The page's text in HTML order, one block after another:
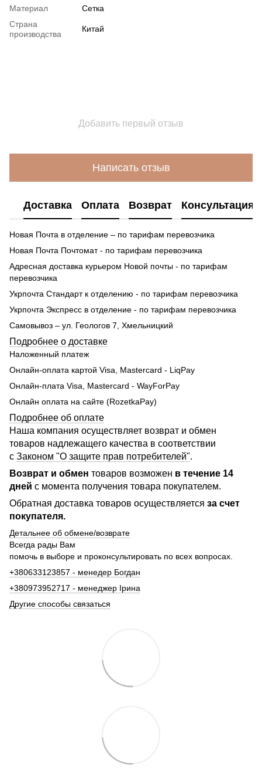
Материал
Сетка
Страна
производства
Китай
Добавить первый отзыв
Написать отзыв
Доставка Оплата Возврат Консультация
Новая Почта в отделение – по тарифам перевозчика
Новая Почта Почтомат - по тарифам перевозчика
Адресная доставка курьером Новой почты - по тарифам
перевозчика
Укрпочта Стандарт к отделению - по тарифам перевозчика
Укрпочта Экспресс в отделение - по тарифам перевозчика
Самовывоз – ул. Геологов 7, Хмельницкий
Подробнее о доставке
Наложенный платеж
Онлайн-оплата картой Visa, Mastercard - LiqPay
Онлайн-плата Visa, Mastercard - WayForPay
Онлайн оплата на сайте (RozetkaPay)
Подробнее об оплате
Наша компания осуществляет возврат и обмен
товаров надлежащего качества в соответствии
с Законом "О защите прав потребителей".
Возврат и обмен товаров возможен в течение 14
дней с момента получения товара покупателем.
Обратная доставка товаров осуществляется за счет
покупателя.
Детальнее об обмене/возврате
Всегда рады Вам
помочь в выборе и проконсультировать по всех вопросах.
+380633123857 - менедер Богдан
+380973952717 - менеджер Ірина
Другие способы связаться